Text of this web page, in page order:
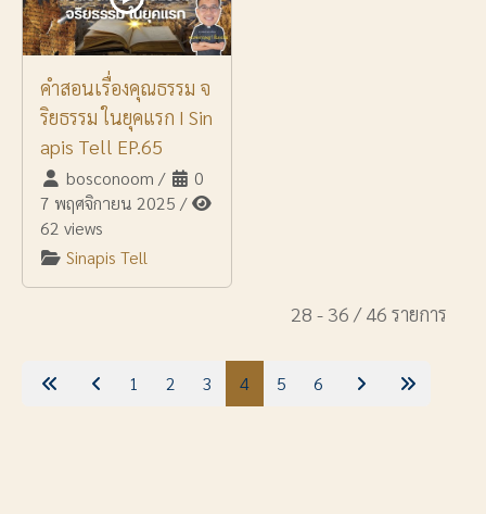
คำสอนเรื่องคุณธรรม จ
ริยธรรม ในยุคแรก I Sin
apis Tell EP.65
bosconoom /
0
7 พฤศจิกายน 2025 /
62 views
Sinapis Tell
28 - 36 / 46 รายการ
1 2 3 4 5 6